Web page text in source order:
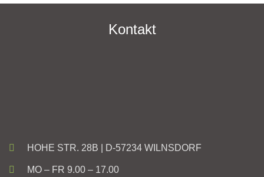
Kontakt
HOHE STR. 28B | D-57234 WILNSDORF
MO – FR 9.00 – 17.00